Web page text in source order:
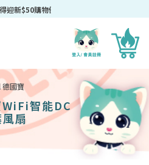
新$50購物優惠碼！
國寶
智能DC
扇